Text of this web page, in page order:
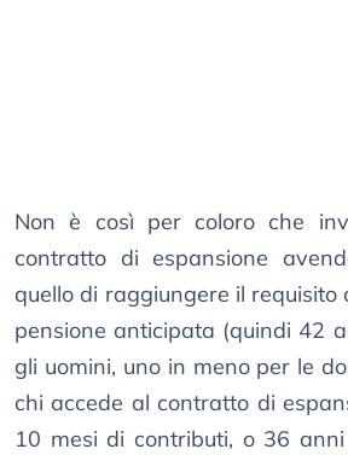
Non è così per coloro che
contratto di espansione
quello di raggiungere il requisito
pensione anticipata (quindi 42
gli uomini, uno in meno per le
chi accede al contratto di
10 mesi di contributi, o 36